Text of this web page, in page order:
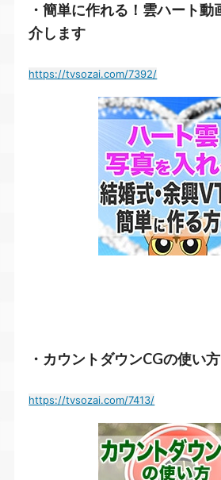
・簡単に作れる！雲ハート動
介します
https://tvsozai.com/7392/
・カウントダウンCGの使い
https://tvsozai.com/7413/